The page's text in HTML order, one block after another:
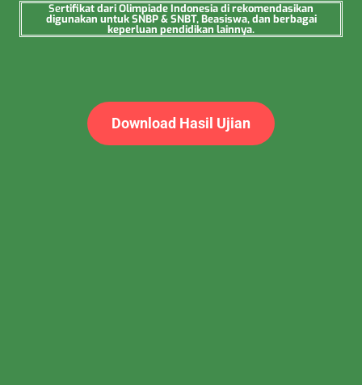
Sertifikat dari Olimpiade Indonesia di rekomendasikan
digunakan untuk SNBP & SNBT, Beasiswa, dan berbagai
keperluan pendidikan lainnya.
Download Hasil Ujian